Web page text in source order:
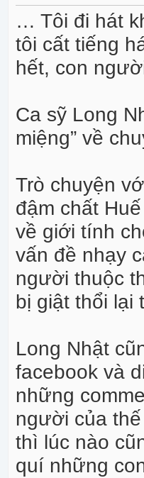
… Tôi đi hát
tôi cất tiếng
hết, con
Ca sỹ Long
miệng” về
Trò chuyện
đậm chất
về giới tính
vấn đề nhạy
người thuộc
bị giật thổi lại
Long Nhật
facebook và
những
người của
thì lúc nào
quí những